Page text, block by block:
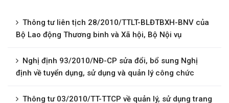
Thông tư liên tịch 28/2010/TTLT-BLĐTBXH-BNV của
Bộ Lao động Thương binh và Xã hội, Bộ Nội vụ
Nghị định 93/2010/NĐ-CP sửa đổi, bổ sung Nghị
định về tuyển dụng, sử dụng và quản lý công chức
Thông tư 03/2010/TT-TTCP về quản lý, sử dụng trang